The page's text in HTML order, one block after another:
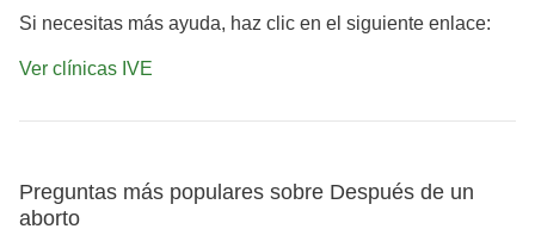
Si necesitas más ayuda, haz clic en el siguiente enlace:
Ver clínicas IVE
Preguntas más populares sobre Después de un
aborto